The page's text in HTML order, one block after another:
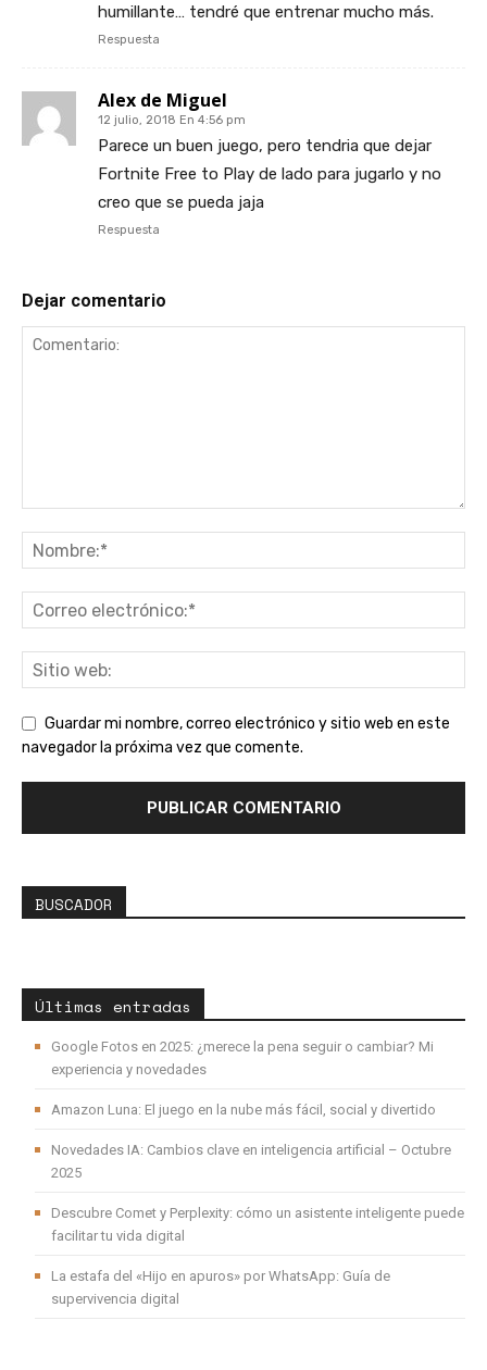
humillante… tendré que entrenar mucho más.
Respuesta
Alex de Miguel
12 julio, 2018 En 4:56 pm
Parece un buen juego, pero tendria que dejar
Fortnite Free to Play de lado para jugarlo y no
creo que se pueda jaja
Respuesta
Dejar comentario
Guardar mi nombre, correo electrónico y sitio web en este
navegador la próxima vez que comente.
BUSCADOR
Últimas entradas
Google Fotos en 2025: ¿merece la pena seguir o cambiar? Mi
experiencia y novedades
Amazon Luna: El juego en la nube más fácil, social y divertido
Novedades IA: Cambios clave en inteligencia artificial – Octubre
2025
Descubre Comet y Perplexity: cómo un asistente inteligente puede
facilitar tu vida digital
La estafa del «Hijo en apuros» por WhatsApp: Guía de
supervivencia digital